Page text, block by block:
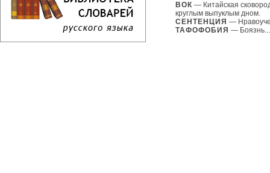
ВОК — Китайская
круглым выпуклым дном.
СЕНТЕНЦИЯ —
ТАФОФОБИЯ — Боязнь...